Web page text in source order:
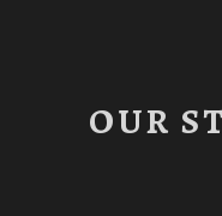
OUR